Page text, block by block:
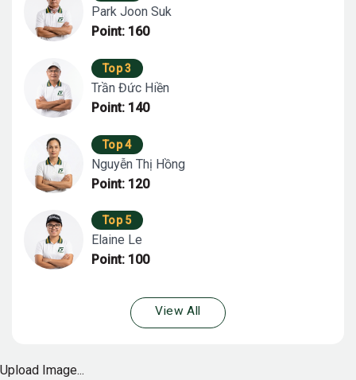
Park Joon Suk
Point: 160
Top 3
Trần Đức Hiền
Point: 140
Top 4
Nguyễn Thị Hồng
Point: 120
Top 5
Elaine Le
Point: 100
View All
Upload Image...